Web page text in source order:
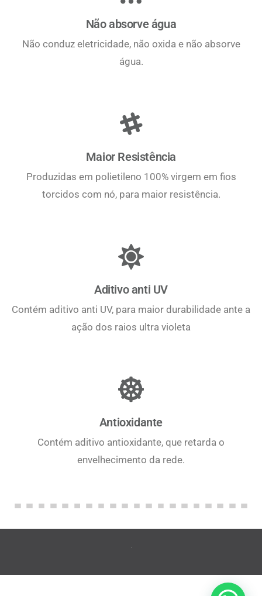
Não absorve água
Não conduz eletricidade, não oxida e não absorve
água.
Maior Resistência
Produzidas em polietileno 100% virgem em fios
torcidos com nó, para maior resistência.
Aditivo anti UV
Contém aditivo anti UV, para maior durabilidade ante a
ação dos raios ultra violeta
Antioxidante
Contém aditivo antioxidante, que retarda o
envelhecimento da rede.